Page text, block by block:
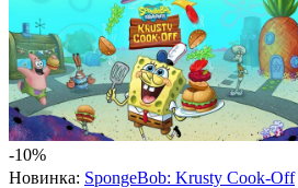
-10%
Новинка: SpongeBob: Krusty Cook-Off